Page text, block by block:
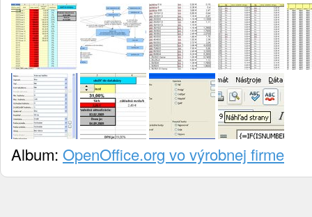
Album: OpenOffice.org vo výrobnej firme